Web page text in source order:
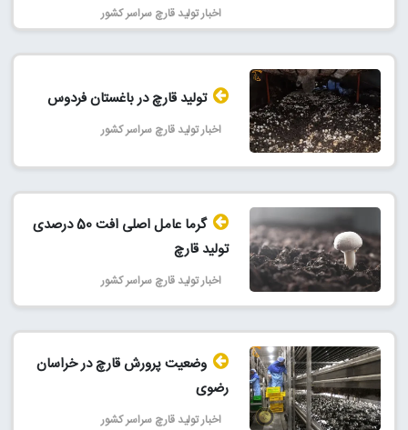
اخبار تولید قارچ سراسر کشور
تولید قارچ در باغستان فردوس
اخبار تولید قارچ سراسر کشور
گرما عامل اصلی افت 50 درصدی
تولید قارچ
اخبار تولید قارچ سراسر کشور
وضعیت پرورش قارچ در خراسان
رضوی
اخبار تولید قارچ سراسر کشور